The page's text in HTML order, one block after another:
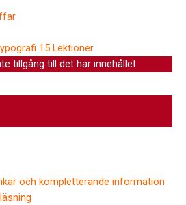
15 Lektioner
tillgång till det här innehållet
och kompletterande information